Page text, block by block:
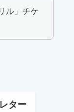
ル」チケ
ター